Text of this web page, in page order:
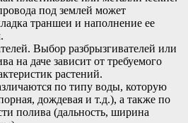
под землей может
траншеи и наполнение ее
Выбор разбрызгивателей или
на даче зависит от требуемого
растений.
по типу воды, которую
дождевая и т.д.), а также по
полива (дальность, ширина